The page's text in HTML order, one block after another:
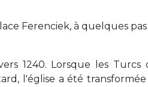
Ferenciek, à quelques
1240. Lorsque les Turcs
l'église a été